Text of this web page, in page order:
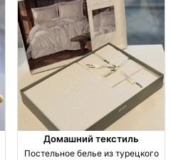
Домашний текстиль
Постельное белье из турецкого